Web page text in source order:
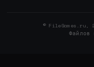
© FileGames.ru,
Файлов